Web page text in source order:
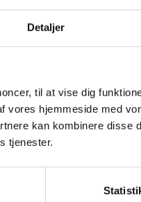
Detaljer
til at vise dig
hjemmeside med
kan kombinere disse
tjenester.